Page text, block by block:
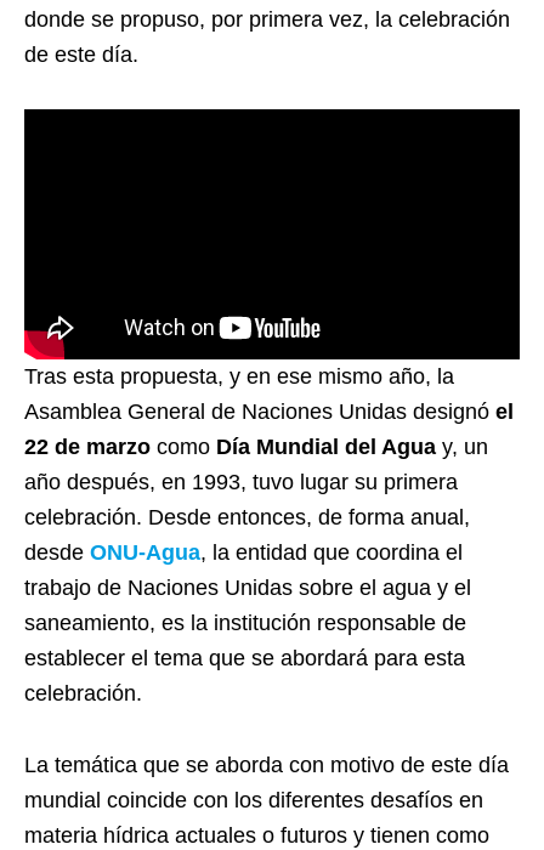
donde se propuso, por primera vez, la celebración
de este día.
Tras esta propuesta, y en ese mismo año, la
Asamblea General de Naciones Unidas designó el
22 de marzo como Día Mundial del Agua y, un
año después, en 1993, tuvo lugar su primera
celebración. Desde entonces, de forma anual,
desde ONU-Agua, la entidad que coordina el
trabajo de Naciones Unidas sobre el agua y el
saneamiento, es la institución responsable de
establecer el tema que se abordará para esta
celebración.
La temática que se aborda con motivo de este día
mundial coincide con los diferentes desafíos en
materia hídrica actuales o futuros y tienen como